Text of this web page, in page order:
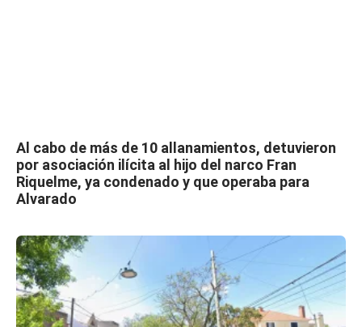
Al cabo de más de 10 allanamientos, detuvieron
por asociación ilícita al hijo del narco Fran
Riquelme, ya condenado y que operaba para
Alvarado